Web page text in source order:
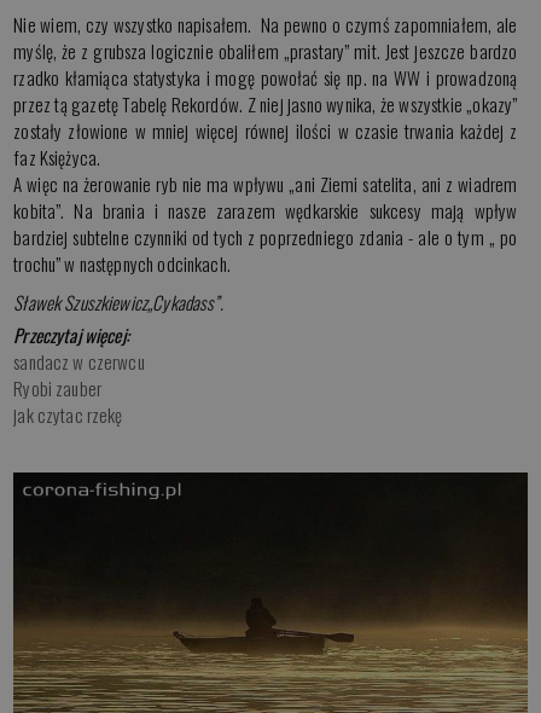
Nie wiem, czy wszystko napisałem. Na pewno o czymś zapomniałem, ale
myślę, że z grubsza logicznie obaliłem „prastary” mit. Jest jeszcze bardzo
rzadko kłamiąca statystyka i mogę powołać się np. na WW i prowadzoną
przez tą gazetę Tabelę Rekordów. Z niej jasno wynika, że wszystkie „okazy”
zostały złowione w mniej więcej równej ilości w czasie trwania każdej z
faz Księżyca.
A więc na żerowanie ryb nie ma wpływu „ani Ziemi satelita, ani z wiadrem
kobita”. Na brania i nasze zarazem wędkarskie sukcesy mają wpływ
bardziej subtelne czynniki od tych z poprzedniego zdania - ale o tym „ po
trochu” w następnych odcinkach.
Sławek Szuszkiewicz„Cykadass”.
Przeczytaj więcej:
sandacz w czerwcu
Ryobi zauber
jak czytac rzekę